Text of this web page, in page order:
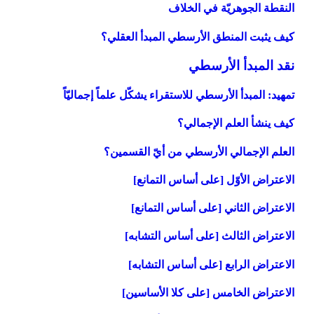
النقطة الجوهريّة في الخلاف
كيف يثبت المنطق الأرسطي المبدأ العقلي؟
نقد المبدأ الأرسطي‏
تمهيد: المبدأ الأرسطي للاستقراء يشكّل علماً إجماليّاً
كيف ينشأ العلم الإجمالي؟
العلم الإجمالي الأرسطي من أيّ القسمين؟
الاعتراض الأوّل [على أساس التمانع‏]
الاعتراض الثاني [على أساس التمانع‏]
الاعتراض الثالث [على أساس التشابه‏]
الاعتراض الرابع [على أساس التشابه‏]
الاعتراض الخامس [على كلا الأساسين‏]